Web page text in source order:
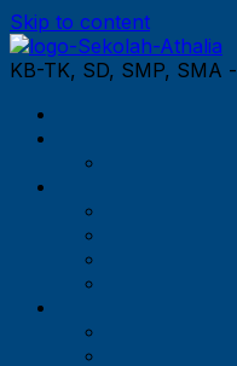
Skip to content
KB-TK, SD, SMP, SMA -